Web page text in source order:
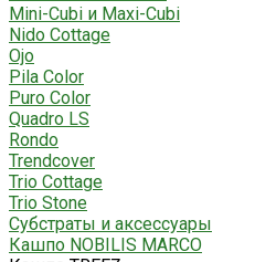
Mini-Cubi и Maxi-Cubi
Nido Cottage
Ojo
Pila Color
Puro Color
Quadro LS
Rondo
Trendcover
Trio Cottage
Trio Stone
Субстраты и аксессуары
Кашпо NOBILIS MARCO